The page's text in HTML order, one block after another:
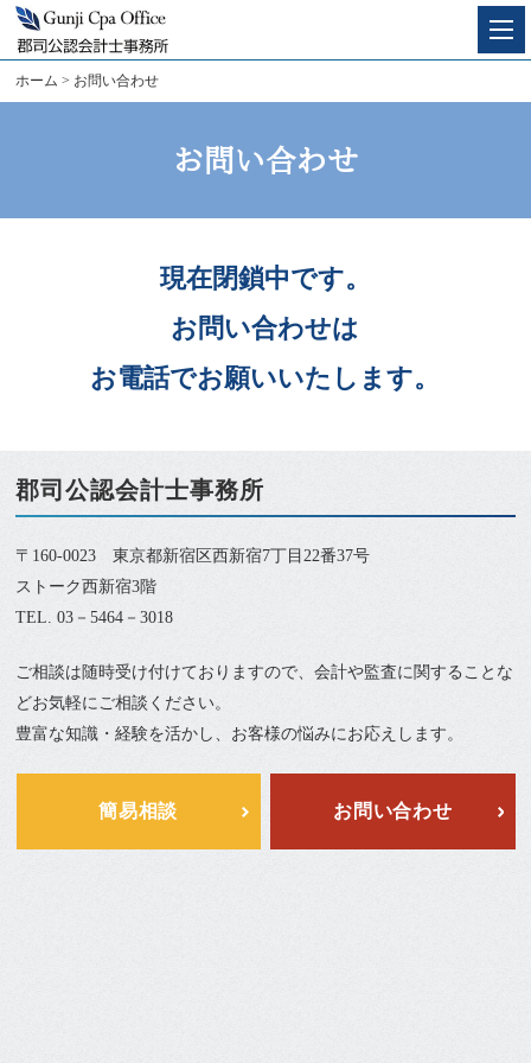
ホーム お問い合わせ
お問い合わせ
現在閉鎖中です。
お問い合わせは
お電話でお願いいたします。
郡司公認会計士事務所
〒160-0023 東京都新宿区西新宿7丁目22番37号
ストーク西新宿3階
TEL. 03－5464－3018
ご相談は随時受け付けておりますので、会計や監査に関することな
どお気軽にご相談ください。
豊富な知識・経験を活かし、お客様の悩みにお応えします。
簡易相談 お問い合わせ